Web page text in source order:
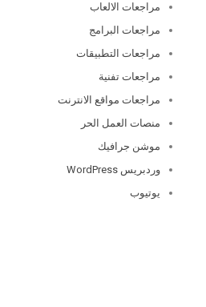
مراجعات الالعاب
مراجعات البرامج
مراجعات التطبيقات
مراجعات تفنية
مراجعات مواقع الانترنت
منصات العمل الحر
موشن جرافيك
وردبريس WordPress
يوتيوب